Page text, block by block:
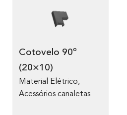
Cotovelo 90º
(20×10)
Material Elétrico,
Acessórios canaletas